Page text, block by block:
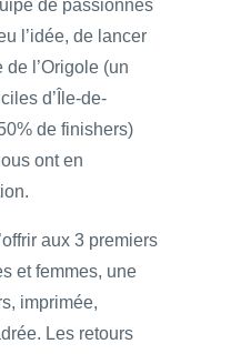
de passionnés
l’idée, de lancer
l’Origole (un
d’Île-de-
de finishers)
ont en
aux 3 premiers
et femmes, une
imprimée,
Les retours